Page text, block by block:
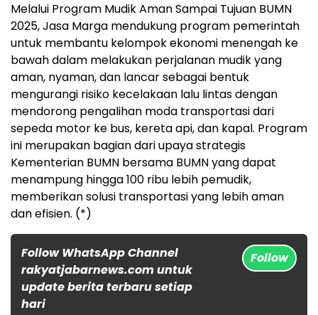
Melalui Program Mudik Aman Sampai Tujuan BUMN
2025, Jasa Marga mendukung program pemerintah
untuk membantu kelompok ekonomi menengah ke
bawah dalam melakukan perjalanan mudik yang
aman, nyaman, dan lancar sebagai bentuk
mengurangi risiko kecelakaan lalu lintas dengan
mendorong pengalihan moda transportasi dari
sepeda motor ke bus, kereta api, dan kapal. Program
ini merupakan bagian dari upaya strategis
Kementerian BUMN bersama BUMN yang dapat
menampung hingga 100 ribu lebih pemudik,
memberikan solusi transportasi yang lebih aman
dan efisien. (*)
Follow WhatsApp Channel
rakyatjabarnews.com untuk
update berita terbaru setiap
hari
Follow